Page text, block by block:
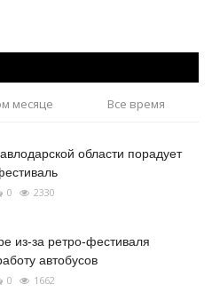
месяце Все время
области порадует
0 2330
из-за ретро-фестиваля
автобусов
0 1662